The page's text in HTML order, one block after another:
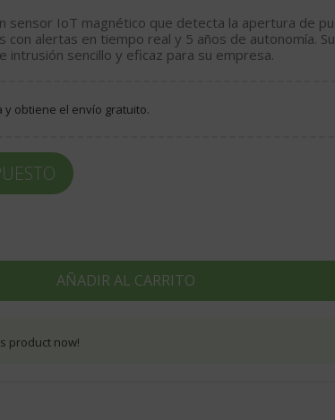
sensor IoT magnético que detecta la apertura de
alertas en tiempo real y 5 años de autonomía.
intrusión sencillo y eficaz para su empresa.
y obtiene el envío gratuito.
AÑADIR AL CARRITO
product now!